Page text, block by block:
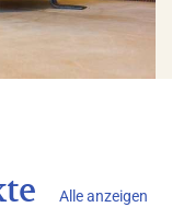
Alle anzeigen